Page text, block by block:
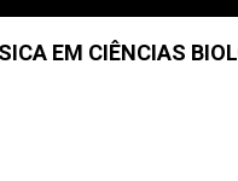
EM CIÊNCIAS